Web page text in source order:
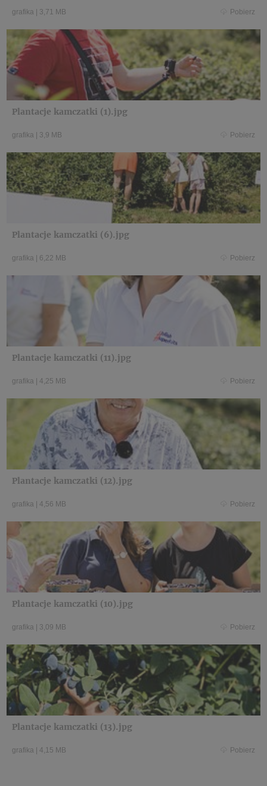
grafika | 3,71 MB Pobierz
Plantacje kamczatki (1).jpg
grafika | 3,9 MB Pobierz
Plantacje kamczatki (6).jpg
grafika | 6,22 MB Pobierz
Plantacje kamczatki (11).jpg
grafika | 4,25 MB Pobierz
Plantacje kamczatki (12).jpg
grafika | 4,56 MB Pobierz
Plantacje kamczatki (10).jpg
grafika | 3,09 MB Pobierz
Plantacje kamczatki (13).jpg
grafika | 4,15 MB Pobierz